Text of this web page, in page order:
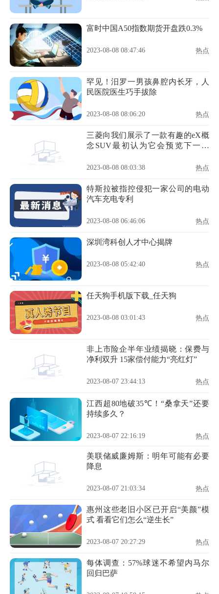
富时中国A50指数期货开盘跌0.3%
2023-08-08 08:47:46 热点
罕见！汨罗一男孩鼻腔内长牙，人
民医院医生巧手拔除
2023-08-08 08:06:20 热点
三菱向我们展示了一款有趣的eX概
念SUV最初认为它会预览下一辆
2023-08-08 08:03:38 热点
特斯拉被指控侵犯一家公司的电动
汽车充电专利
2023-08-08 06:46:06 热点
深圳湾科创人才中心揭牌
2023-08-08 05:42:40 热点
任天狗手机版下载_任天狗
2023-08-08 03:01:43 热点
非上市险企半年业绩揭晓：保费与
净利双升 15家偿付能力“亮红灯”
2023-08-07 23:44:13 热点
江西超80地破35℃！“桑拿天”还要
持续多久？
2023-08-07 22:16:19 热点
美联储威廉姆斯：明年可能有必要
降息
2023-08-07 21:03:34 热点
惠州这些老旧小区已开启“美颜”模
式 看看它们怎么“逆生长”
2023-08-07 20:27:29 热点
每体调查：57%球迷不希望内马尔
回归巴萨